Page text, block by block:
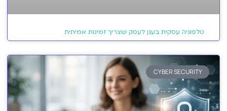
טלפוניה עסקית בענן לעסק שצריך זמינות אמיתית
CYBER SECURITY